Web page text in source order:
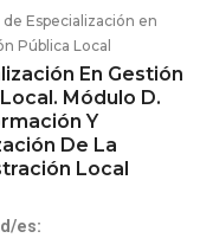
de Especialización en
Pública Local
En Gestión
Módulo D.
Y
De La
Local
es: